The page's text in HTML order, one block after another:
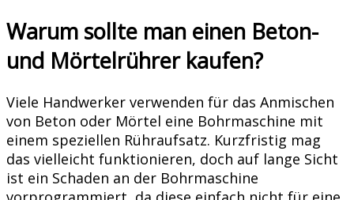
Warum sollte man einen Beton-
und Mörtelrührer kaufen?
Viele Handwerker verwenden für das Anmischen
von Beton oder Mörtel eine Bohrmaschine mit
einem speziellen Rühraufsatz. Kurzfristig mag
das vielleicht funktionieren, doch auf lange Sicht
ist ein Schaden an der Bohrmaschine